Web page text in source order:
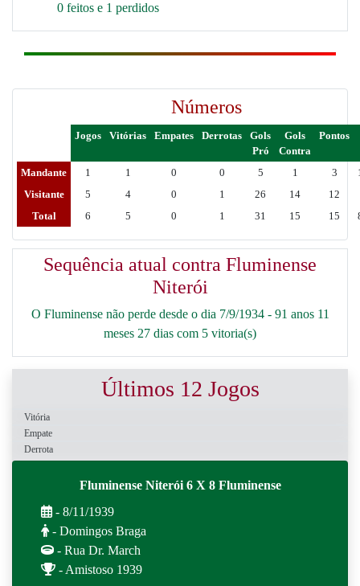
0 feitos e 1 perdidos
Números
Jogos Vitórias Empates Derrotas
Gols
Pró
Gols
Contra
Pontos
Mandante 1 1 0 0 5 1 3
Visitante
5 4 0 1 26 14
12
Total
6 5 0 1 31 15 15
Sequência atual contra Fluminense
Niterói
O Fluminense não perde desde o dia 7/9/1934 - 91 anos 11
meses 27 dias com 5 vitoria(s)
Últimos 12 Jogos
Vitória
Empate
Derrota
Fluminense Niterói 6 X 8 Fluminense
- 8/11/1939
- Domingos Braga
- Rua Dr. March
- Amistoso 1939